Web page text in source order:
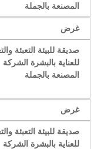
المصنعة بالجملة
صديقة للبيئة التعبئة والتغليف
للعناية بالبشرة الشركة
المصنعة بالجملة
صديقة للبيئة التعبئة والتغليف
للعناية بالبشرة الشركة